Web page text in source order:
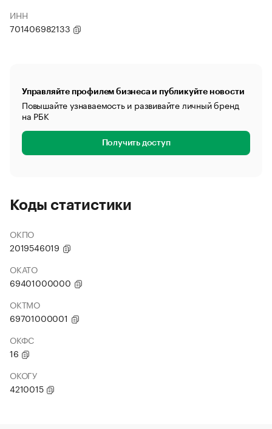
ИНН
701406982133
Управляйте профилем бизнеса и публикуйте новости
Повышайте узнаваемость и развивайте личный бренд
на РБК
Получить доступ
Коды статистики
ОКПО
2019546019
ОКАТО
69401000000
ОКТМО
69701000001
ОКФС
16
ОКОГУ
4210015